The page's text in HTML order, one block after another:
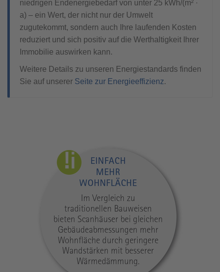
niedrigen Endenergiebedarf von unter 25 kWh/(m² ·
a) – ein Wert, der nicht nur der Umwelt
zugutekommt, sondern auch Ihre laufenden Kosten
reduziert und sich positiv auf die Werthaltigkeit Ihrer
Immobilie auswirken kann.
Weitere Details zu unseren Energiestandards finden
Sie auf unserer Seite zur Energieeffizienz.